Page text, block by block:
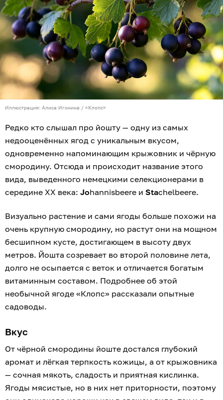
Иллюстрация: Алиса Игонина / «Клопс»
Редко кто слышал про йошту — одну из самых
недооценённых ягод с уникальным вкусом,
одновременно напоминающим крыжовник и чёрную
смородину. Отсюда и происходит название этого
вида, выведенного немецкими селекционерами в
середине XX века: Johannisbeere и Stachelbeere.
Визуально растение и сами ягоды больше похожи на
очень крупную смородину, но растут они на мощном
бесшипном кусте, достигающем в высоту двух
метров. Йошта созревает во второй половине лета,
долго не осыпается с веток и отличается богатым
витаминным составом. Подробнее об этой
необычной ягоде «Клопс» рассказали опытные
садоводы.
Вкус
От чёрной смородины йоште достался глубокий
аромат и лёгкая терпкость кожицы, а от крыжовника
— сочная мякоть, сладость и приятная кислинка.
Ягоды мясистые, но в них нет приторности, поэтому